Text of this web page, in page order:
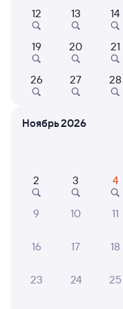
147Ж Проходящий
Самара
из Астрахани
14:53
Дни следования
102Й Проходящий
22:10
12 13 14
19 20 21
26 27 28
Ноябрь 2026
2 3 4
9 10 11
16 17 18
23 24 25